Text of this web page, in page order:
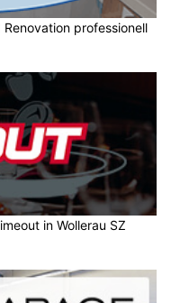
Renovation professionell
in Wollerau SZ